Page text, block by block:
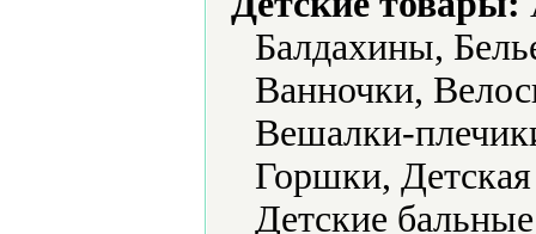
Балдахины,
Ванночки,
Вешалки-
Горшки,
Детские